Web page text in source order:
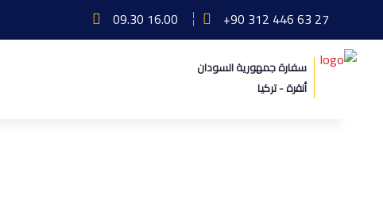
+90 312 446 63 27
09.30 16.00
سفارة جمهورية السودان
أنقرة - تركيا